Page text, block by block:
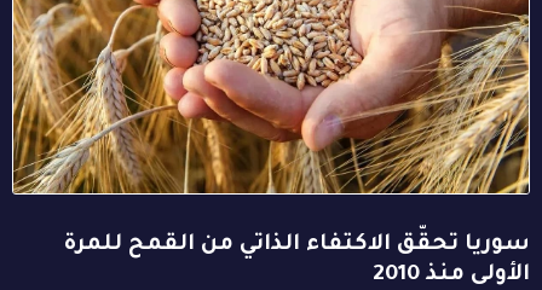
سوريا تحقّق الاكتفاء الذاتي من القمح للمرة
الأولى منذ 2010